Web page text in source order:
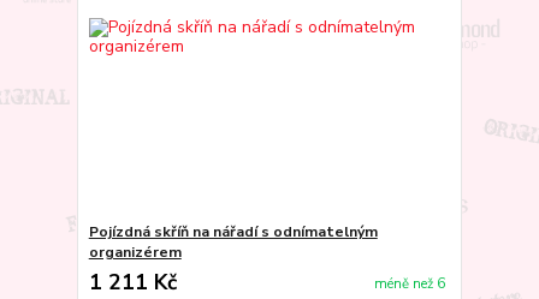
Pojízdná skříň na nářadí s odnímatelným
organizérem
1 211 Kč méně než 6